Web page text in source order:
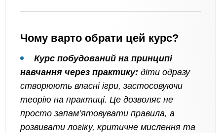
Чому варто обрати цей курс?
Курс побудований на принципі
навчання через практику: діти одразу
створюють власні ігри, застосовуючи
теорію на практиці. Це дозволяє не
просто запам’ятовувати правила, а
розвивати логіку, критичне мислення та